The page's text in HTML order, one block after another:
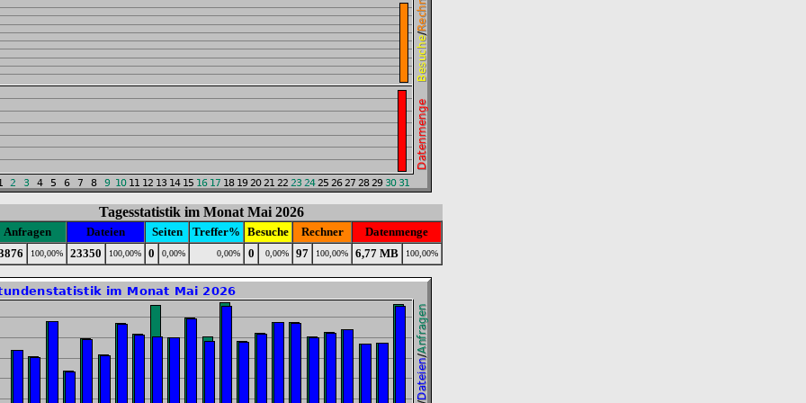
Tagesstatistik im Monat Mai 2026
Anfragen Dateien Seiten Treffer% Besuche Rechner
Datenmenge
100,00% 23350 100,00% 0 0,00% 0,00% 0 0,00% 97 100,00% 6,77 MB 100,00%